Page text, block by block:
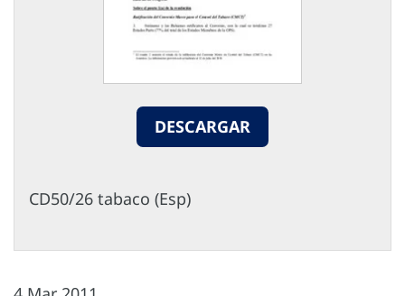
DESCARGAR
CD50/26 tabaco (Esp)